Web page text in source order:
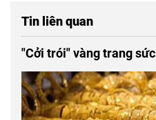
Tin liên quan
"Cởi trói" vàng trang sức